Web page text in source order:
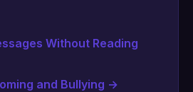
Without Reading
and Bullying →